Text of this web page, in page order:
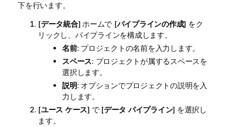
下を行います。
[データ統合] ホームで [パイプラインの作成] をク
リックし、パイプラインを構成します。
名前: プロジェクトの名前を入力します。
スペース: プロジェクトが属するスペースを
選択します。
説明: オプションでプロジェクトの説明を入
力します。
[ユース ケース] で [データ パイプライン] を選択し
ます。